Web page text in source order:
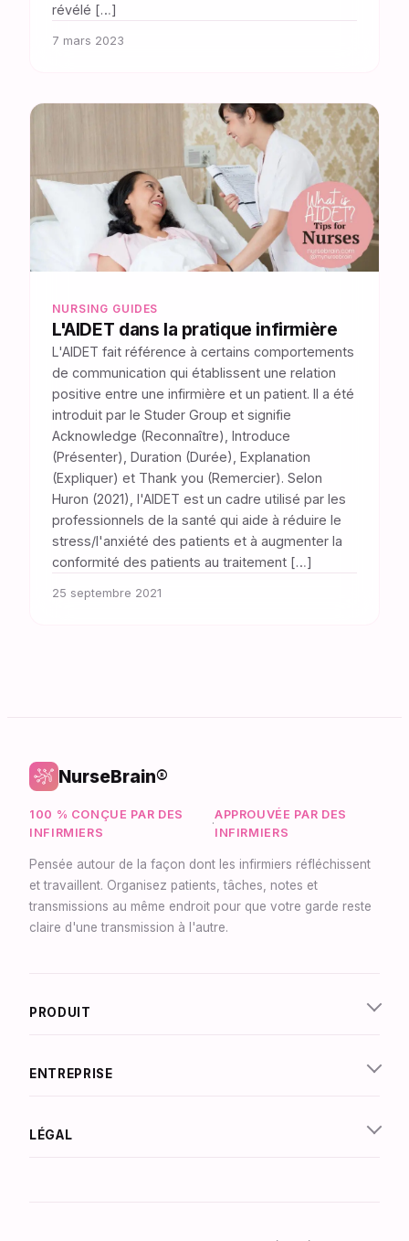
révélé […]
7 mars 2023
NURSING GUIDES
L'AIDET dans la pratique infirmière
L'AIDET fait référence à certains comportements
de communication qui établissent une relation
positive entre une infirmière et un patient. Il a été
introduit par le Studer Group et signifie
Acknowledge (Reconnaître), Introduce
(Présenter), Duration (Durée), Explanation
(Expliquer) et Thank you (Remercier). Selon
Huron (2021), l'AIDET est un cadre utilisé par les
professionnels de la santé qui aide à réduire le
stress/l'anxiété des patients et à augmenter la
conformité des patients au traitement […]
25 septembre 2021
NurseBrain®
100 % CONÇUE PAR DES
INFIRMIERS
·
APPROUVÉE PAR DES
INFIRMIERS
Pensée autour de la façon dont les infirmiers réfléchissent
et travaillent. Organisez patients, tâches, notes et
transmissions au même endroit pour que votre garde reste
claire d'une transmission à l'autre.
PRODUIT
ENTREPRISE
LÉGAL
sur le micro pour me parler par la voix !